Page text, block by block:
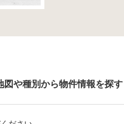
図や種別から物件情報を探す